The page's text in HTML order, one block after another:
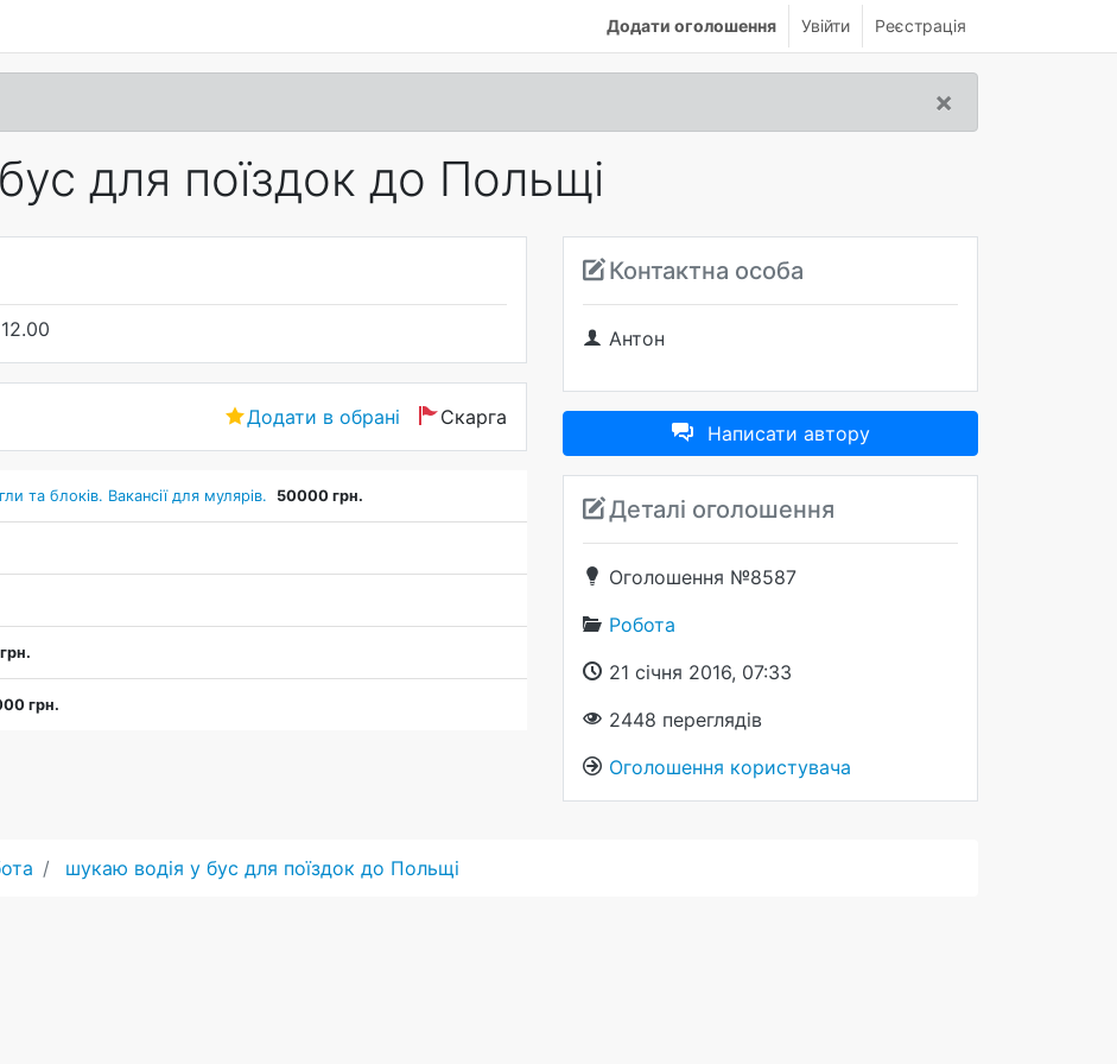
Додати оголошення Увійти Реєстрація
×
для поїздок до Польщі
Скарга
Додати в обрані
та блоків. Вакансії для мулярів. 50000 грн.
грн.
Контактна особа
Антон
Написати автору
Деталі оголошення
Оголошення №8587
Робота
21 січня 2016, 07:33
2448 переглядів
Оголошення користувача
шукаю водія у бус для поїздок до Польщі